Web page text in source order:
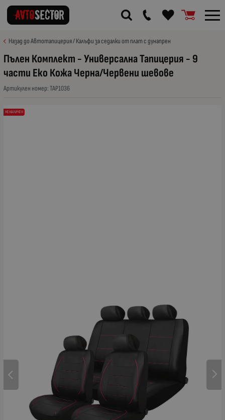
Назад до Автотапицерия / Калъфи за седалки от плат с дунапрен
Пълен Комплект - Универсална Тапицерия - 9
части Еко Кожа Черна/Червени шевове
Артикулен номер:TAP1036
НЕНАЛИЧЕН